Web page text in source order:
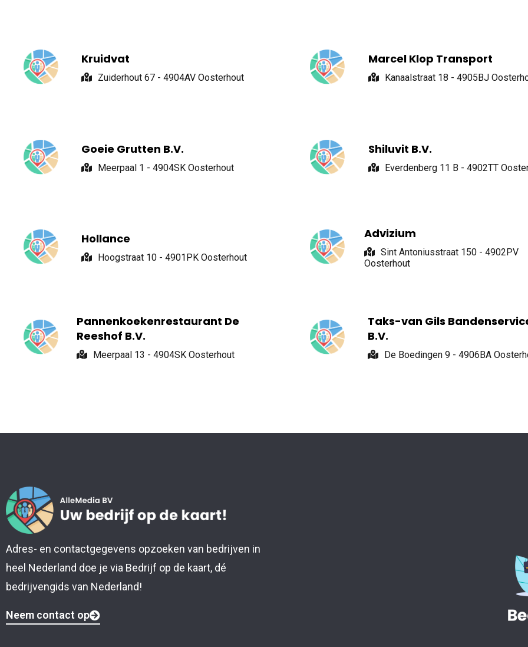
Kruidvat
Zuiderhout 67 - 4904AV Oosterhout
Marcel Klop Transport
Kanaalstraat 18 - 4905BJ
Goeie Grutten B.V.
Meerpaal 1 - 4904SK Oosterhout
Shiluvit B.V.
Everdenberg 11 B - 4902TT
Hollance
Hoogstraat 10 - 4901PK Oosterhout
Advizium
Sint Antoniusstraat 150 - 4902PV
Oosterhout
Pannenkoekenrestaurant De
Reeshof B.V.
Meerpaal 13 - 4904SK Oosterhout
Taks-van Gils
B.V.
De Boedingen 9 - 4906BA
Adres- en contactgegevens opzoeken van bedrijven in
heel Nederland doe je via Bedrijf op de kaart, dé
bedrijvengids van Nederland!
Neem contact op